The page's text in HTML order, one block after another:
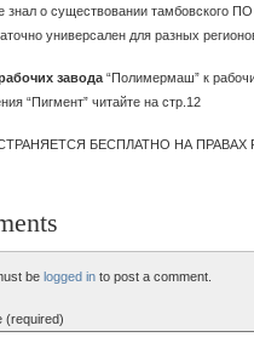
знал о существовании тамбовского
универсален для разных
завода “Полимермаш” к
“Пигмент” читайте на стр.12
БЕСПЛАТНО НА ПРАВАХ
be logged in to post a comment.
(required)